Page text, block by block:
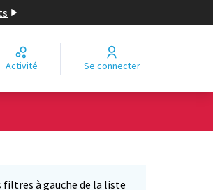
Activité Se connecter
à gauche de la liste